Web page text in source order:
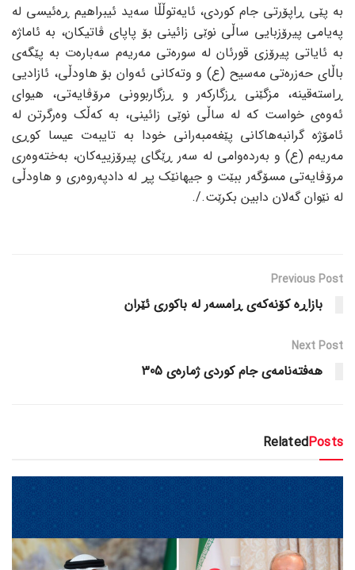
بە پێی ڕاپۆرتی جام کوردی، ئایەتوڵڵا سەید ئیبراهیم ڕەئیسی لە
پەیامی پیرۆزبایی ساڵی نوێی زائینی بۆ پاپای ڤاتیکان، بە ئاماژە
بە ئایاتی پیرۆزی قورئان لە سورەتی مەریەم سەبارەت بە پێگەی
باڵای حەزرەتی مەسیح (ع) و وتەکانی ئەوان بۆ هاودڵی، ئازادیی
ڕاستەقینە، مزگێنی ڕزگارکەر و ڕزگاربوونی مرۆڤایەتی، هیوای
ئەوەی خواست کە لە ساڵی نوێی زائینی، بە کەڵک وەرگرتن لە
ئامۆژە گرانبەهاکانی پێغەمبەرانی خودا بە تایبەت عیسا کوڕی
مەریەم (ع) و بەردەوامی لە سەر ڕێگای پیرۆزییەکان، بەختەوەری
مرۆڤایەتی مسۆگەر ببێت و جیهانێک پڕ لە دادپەروەری و هاودڵی
لە نێوان گەلان دابین بکرێت./.
Previous Post
بازاڕە کۆنەکەی ڕامسەر لە باکوری ئێران
Next Post
هەفتەنامەی جام کوردی ژمارەی 305
RelatedPosts